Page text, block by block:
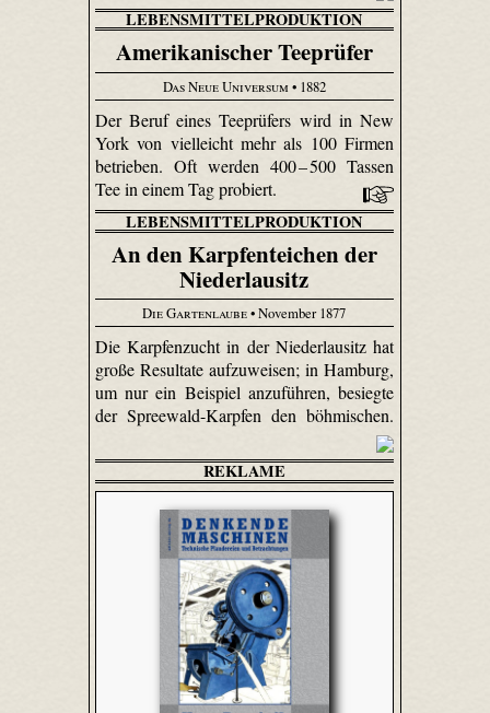
LEBENSMITTELPRODUKTION
Amerikanischer Teeprüfer
Das Neue Universum • 1882
Der Beruf eines Teeprüfers wird in New
York von vielleicht mehr als 100 Firmen
betrieben. Oft werden 400 – 500 Tassen
Tee in einem Tag probiert.
LEBENSMITTELPRODUKTION
An den Karpfenteichen der
Niederlausitz
Die Gartenlaube• November 1877
Die Karpfenzucht in der Niederlausitz hat
große Resultate aufzuweisen; in Hamburg,
um nur ein Beispiel anzuführen, besiegte
der Spreewald-Karpfen den böhmischen.
REKLAME